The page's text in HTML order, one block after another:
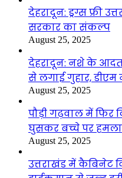
देहरादून: ड्रग्स फ्री
सरकार का संकल्प
August 25, 2025
देहरादून: नशे के आदत
से लगाई गुहार,
August 25, 2025
पौड़ी गढ़वाल में
घुसकर बच्चे पर हमला
August 25, 2025
उत्तराखंड में कैबिनेट